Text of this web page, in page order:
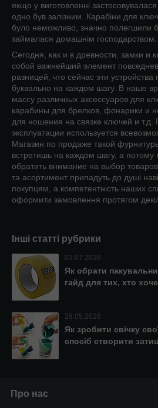
якщо у виготовленні
одно був залізним. Карабіни для
було неможливо, значно полегшили
займалася домашнім господарством.
Сегодня, как и в древности, замки и
собой важнейший элемент
разницей, что сейчас эти
буквально на каждом шагу. В наше
массу различных аксессуаров для
карабины для брелков, фонарики и
для ношения на связке ключей и т.д.
эксплуатации используется
Магазин по продаже такой
встретишь на каждом шагу, а
обратить внимание на выбор
та асортимент припадуть до душі
покупцям, а компетентність наших
оформити замовлення протягом
Інші статті рубрики
03.07.2026
Як обрати
гайд для тих, хто
29.05.2026
Як зробити свічку
спосіб створити
Про нас